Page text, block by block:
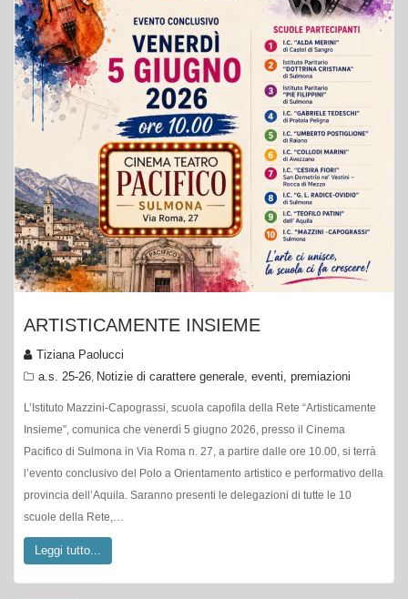
ARTISTICAMENTE INSIEME
Tiziana Paolucci
a.s. 25-26, Notizie di carattere generale, eventi, premiazioni
L’Istituto Mazzini-Capograssi, scuola capofila della Rete “Artisticamente
Insieme”, comunica che venerdì 5 giugno 2026, presso il Cinema
Pacifico di Sulmona in Via Roma n. 27, a partire dalle ore 10.00, si terrà
l’evento conclusivo del Polo a Orientamento artistico e performativo della
provincia dell’Aquila. Saranno presenti le delegazioni di tutte le 10
scuole della Rete,…
Leggi tutto...